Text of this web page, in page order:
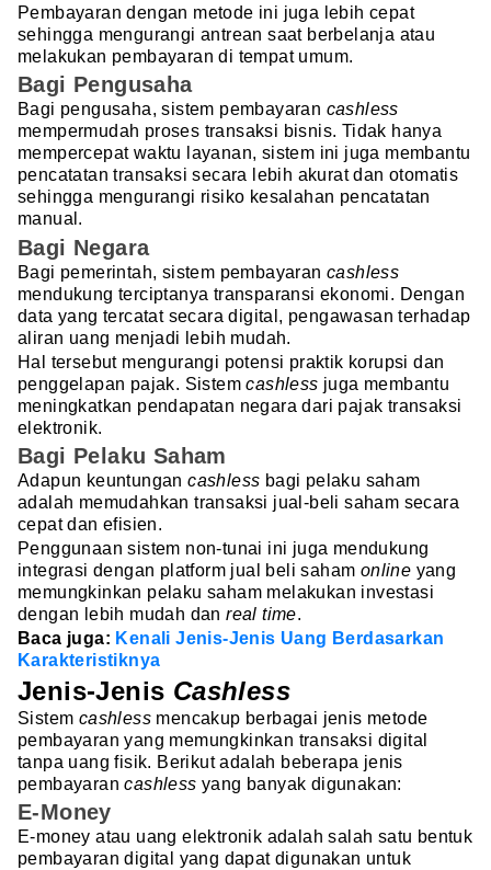
Pembayaran dengan metode ini juga lebih cepat
sehingga mengurangi antrean saat berbelanja atau
melakukan pembayaran di tempat umum.
Bagi Pengusaha
Bagi pengusaha, sistem pembayaran cashless
mempermudah proses transaksi bisnis. Tidak hanya
mempercepat waktu layanan, sistem ini juga membantu
pencatatan transaksi secara lebih akurat dan otomatis
sehingga mengurangi risiko kesalahan pencatatan
manual.
Bagi Negara
Bagi pemerintah, sistem pembayaran cashless
mendukung terciptanya transparansi ekonomi. Dengan
data yang tercatat secara digital, pengawasan terhadap
aliran uang menjadi lebih mudah.
Hal tersebut mengurangi potensi praktik korupsi dan
penggelapan pajak. Sistemcashless juga membantu
meningkatkan pendapatan negara dari pajak transaksi
elektronik.
Bagi Pelaku Saham
Adapun keuntungancashless bagi pelaku saham
adalah memudahkan transaksi jual-beli saham secara
cepat dan efisien.
Penggunaan sistem non-tunai ini juga mendukung
integrasi dengan platform jual beli saham online yang
memungkinkan pelaku saham melakukan investasi
dengan lebih mudah danreal time.
Baca juga: Kenali Jenis-Jenis Uang Berdasarkan
Karakteristiknya
Jenis-Jenis Cashless
Sistem cashless mencakup berbagai jenis metode
pembayaran yang memungkinkan transaksi digital
tanpa uang fisik. Berikut adalah beberapa jenis
pembayarancashless yang banyak digunakan:
E-Money
E-money atau uang elektronik adalah salah satu bentuk
pembayaran digital yang dapat digunakan untuk